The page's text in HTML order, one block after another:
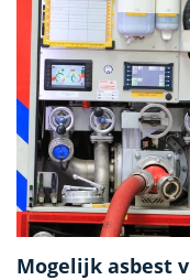
Mogelijk asbest